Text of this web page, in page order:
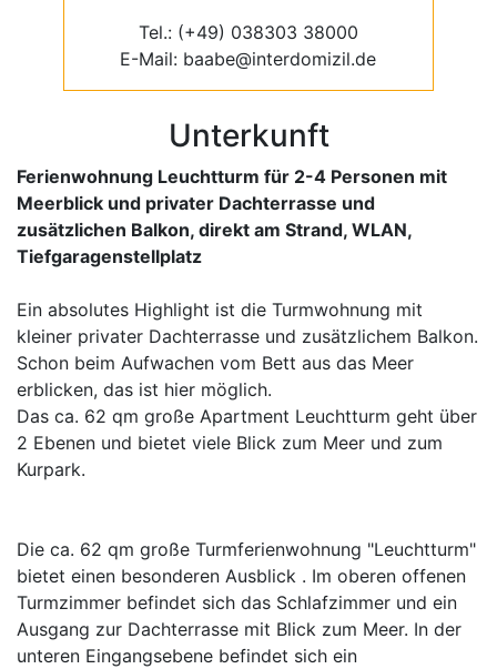
Tel.: (+49) 038303 38000
E-Mail: baabe@interdomizil.de
Unterkunft
Ferienwohnung Leuchtturm für 2-4 Personen mit
Meerblick und privater Dachterrasse und
zusätzlichen Balkon, direkt am Strand, WLAN,
Tiefgaragenstellplatz
Ein absolutes Highlight ist die Turmwohnung mit
kleiner privater Dachterrasse und zusätzlichem Balkon.
Schon beim Aufwachen vom Bett aus das Meer
erblicken, das ist hier möglich.
Das ca. 62 qm große Apartment Leuchtturm geht über
2 Ebenen und bietet viele Blick zum Meer und zum
Kurpark.
Die ca. 62 qm große Turmferienwohnung "Leuchtturm"
bietet einen besonderen Ausblick . Im oberen offenen
Turmzimmer befindet sich das Schlafzimmer und ein
Ausgang zur Dachterrasse mit Blick zum Meer. In der
unteren Eingangsebene befindet sich ein